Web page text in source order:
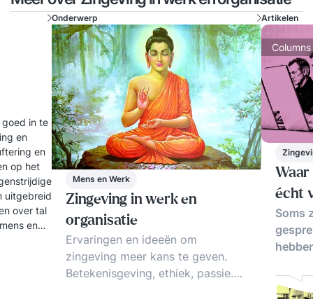
dromen. Mijn vooraf gestelde doelen waren op
de laatste dag zo onwerkelijk en onbelangrijk.
Mijn echte 'doel' is helder binnengekomen. Deze
training is de start van de rest van mijn leven. Ik
ga vanaf nu met vertrouwen mijn nieuwe leven
LEVEN. Dank aan Joost, Brechtje, Sandra en de
rest van de groep die ik in mijn hart heb gesloten.
Wat een warm bad. Onvergetelijk!'' Louise
goed in te
en
en
op het
uitgebreid
over tal
en
Onderwerp
Mens en Werk
Zingeving in werk en
organisatie
Ervaringen en ideeën om
zingeving meer kans te geven.
Betekenisgeving, ethiek, passie.
Artikelen
Columns
écht
Soms